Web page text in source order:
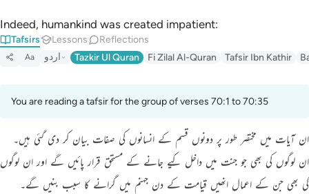
Indeed, humankind was created impatient:
Tafsirs Lessons Reflections
Aa اردو Tazkir Ul Quran Fi Zilal Al-Quran Tafsir Ibn Kathir
You are reading a tafsir for the group of verses 70:1 to 70:35
ان آیات میں مختصر طور پر دونوں قسم کے انسانوں کی صفات بیان کر دی گئی ہیں۔
ان لوگوں کی بھی جو جنت میں داخل کيے جانے کے مستحق قرار پائیں گے اور ان لوگوں
کی بھی جن کے اعمال انھیں قیامت کے دن جہنم میں گرانے کا سبب بنیں گے۔